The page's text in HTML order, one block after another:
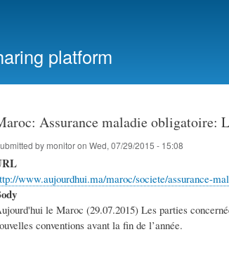
platform
Assurance maladie obligatoire:
by monitoron Wed, 07/29/2015 - 15:08
www.aujourdhui.ma/maroc/societe/assurance-
le Maroc (29.07.2015) Les parties
conventions avant la fin de l’année.